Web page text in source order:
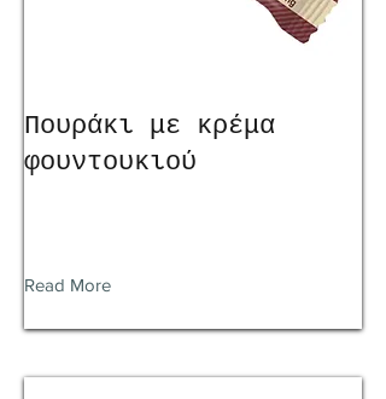
Πουράκι με κρέμα
φουντουκιού
Read More